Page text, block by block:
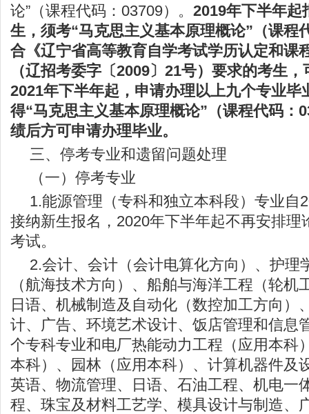
论”（课程代码：03709）。 2019年下半年起
生，须考“马克思主义基本原理概论”（课程
合《辽宁省高等教育自学考试学历认定和课
（辽招考委字〔2009〕21号）要求的考生
2021年下半年起，申请办理以上九个专业毕
得“马克思主义基本原理概论”（课程代码：
绩后方可申请办理毕业。
三、停考专业和遗留问题处理
（一）停考专业
1.能源管理（专科和独立本科段）专业自
接纳新生报名，2020年下半年起不再安排理
考试。
2.会计、会计（会计电算化方向）、护理
（航海技术方向）、船舶与海洋工程（轮机
日语、机械制造及自动化（数控加工方向）
计、广告、环境艺术设计、饭店管理和信息
个专科专业和电厂热能动力工程（应用本科
本科）、园林（应用本科）、计算机器件及
英语、物流管理、日语、石油工程、机电一
程、珠宝及材料工艺学、模具设计与制造、